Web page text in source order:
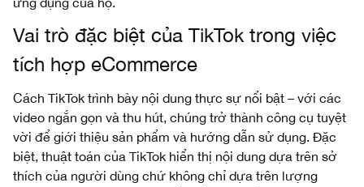
Vai trò đặc biệt của TikTok trong việc
tích hợp eCommerce
Cách TikTok trình bày nội dung thực sự nổi bật – với các
video ngắn gọn và thu hút, chúng trở thành công cụ tuyệt
vời để giới thiệu sản phẩm và hướng dẫn sử dụng. Đặc
biệt, thuật toán của TikTok hiển thị nội dung dựa trên sở
thích của người dùng chứ không chỉ dựa trên lượng